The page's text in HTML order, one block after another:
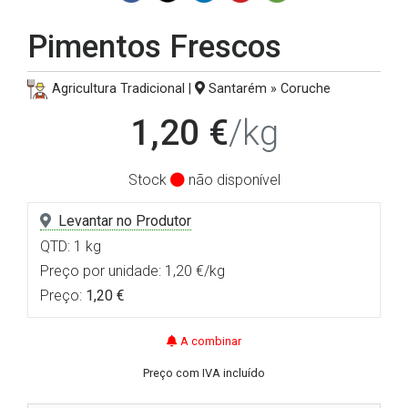
Pimentos Frescos
Agricultura Tradicional | Santarém » Coruche
1,20 €/kg
Stock não disponível
Levantar no Produtor
QTD: 1 kg
Preço por unidade: 1,20 €/kg
Preço: 1,20 €
A combinar
Preço com IVA incluído